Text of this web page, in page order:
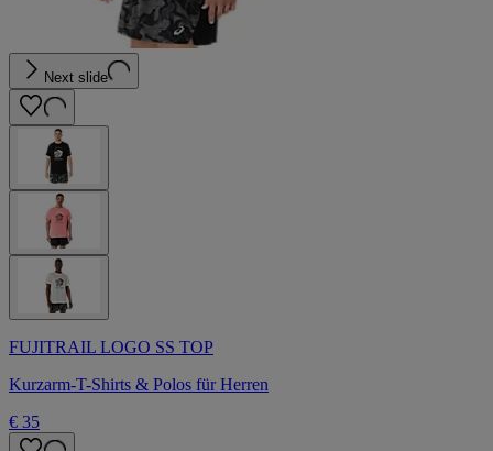
Next slide
FUJITRAIL LOGO SS TOP
Kurzarm-T-Shirts & Polos für Herren
€ 35